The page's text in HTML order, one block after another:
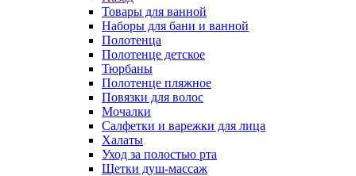
Товары для ванной
Наборы для бани и ванной
Полотенца
Полотенце детское
Тюрбаны
Полотенце пляжное
Повязки для волос
Мочалки
Салфетки и варежки для лица
Халаты
Уход за полостью рта
Щетки душ-массаж